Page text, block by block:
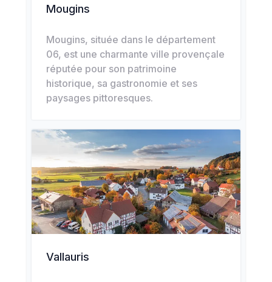
Mougins
Mougins, située dans le département
06, est une charmante ville provençale
réputée pour son patrimoine
historique, sa gastronomie et ses
paysages pittoresques.
Vallauris